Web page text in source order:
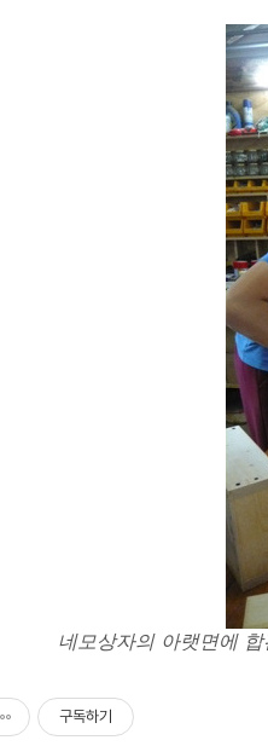
네모상자의 아랫면에
구독하기